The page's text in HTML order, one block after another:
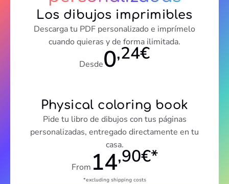
Los dibujos imprimibles
Descarga tu PDF personalizado e imprímelo
cuando quieras y de forma ilimitada.
Desde0,24€
Physical coloring book
Pide tu libro de dibujos con tus páginas
personalizadas, entregado directamente en tu
casa.
From 14,90€*
*excluding shipping costs